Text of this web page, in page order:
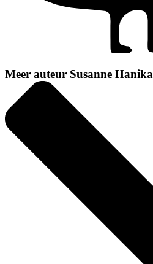
Meer auteur Susanne Hanika